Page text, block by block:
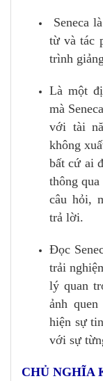
Seneca
từ và tác
trình
Là một
mà
với tài
không
bất cứ ai
thông
câu hỏi,
trả lời.
Đọc
trải
lý quan
ảnh
hiện sự
với sự
CHỦ NGHĨA